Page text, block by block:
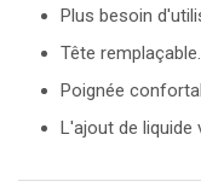
Plus besoin
Tête remplaçable.
Poignée
L'ajout de liquide